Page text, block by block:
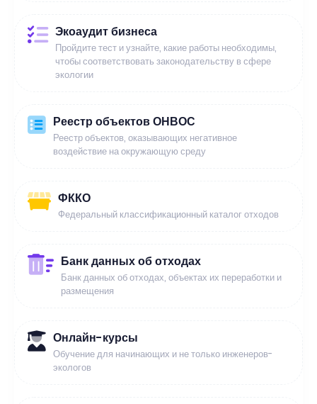
Экоаудит бизнеса
Пройдите тест и узнайте, какие работы необходимы,
чтобы соответствовать законодательству в сфере
экологии
Реестр объектов ОНВОС
Реестр объектов, оказывающих негативное
воздействие на окружающую среду
ФККО
Федеральный классификационный каталог отходов
Банк данных об отходах
Банк данных об отходах, объектах их переработки и
размещения
Онлайн-курсы
Обучение для начинающих и не только инженеров-
экологов